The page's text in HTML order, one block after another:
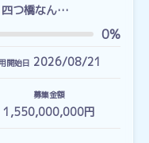
四つ橋なん…
0%
開始日 2026/08/21
募集金額
1,550,000,000円